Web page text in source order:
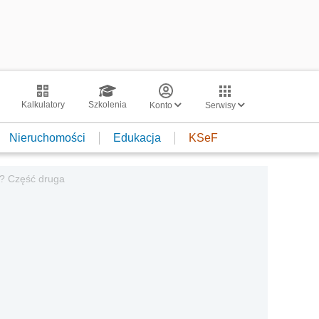
Kalkulatory Szkolenia Konto Serwisy
Nieruchomości Edukacja KSeF
Część druga